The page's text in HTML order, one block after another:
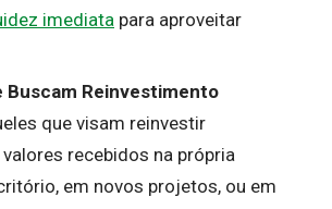
imediata para aproveitar
Buscam Reinvestimento
que visam reinvestir
recebidos na própria
em novos projetos, ou em